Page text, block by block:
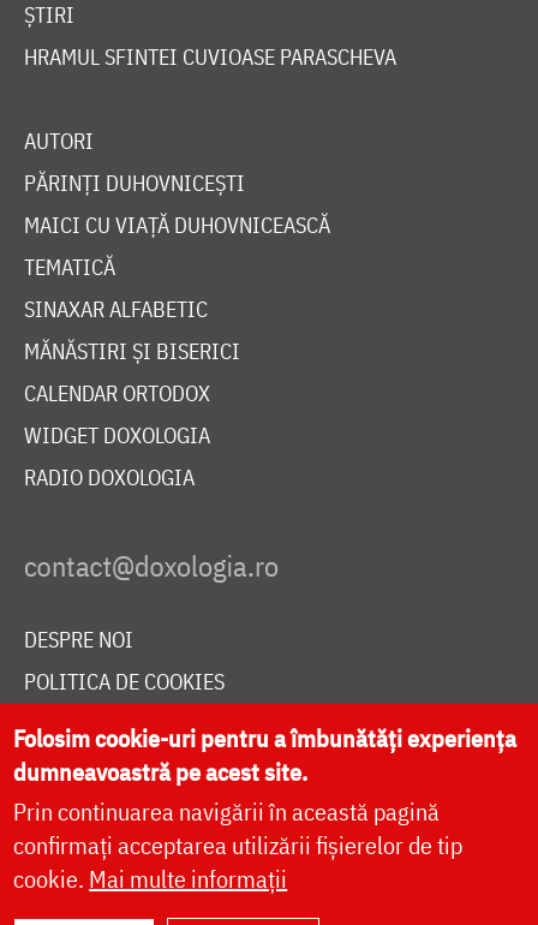
ȘTIRI
HRAMUL SFINTEI CUVIOASE PARASCHEVA
AUTORI
PĂRINȚI DUHOVNICEȘTI
MAICI CU VIAȚĂ DUHOVNICEASCĂ
TEMATICĂ
SINAXAR ALFABETIC
MĂNĂSTIRI ȘI BISERICI
CALENDAR ORTODOX
WIDGET DOXOLOGIA
RADIO DOXOLOGIA
DESPRE NOI
POLITICA DE COOKIES
DONEAZĂ ONLINE PENTRU CATEDRALA NAȚIONALĂ
LIVE
Folosim cookie-uri pentru a îmbunătăți experiența
dumneavoastră pe acest site.
Prin continuarea navigării în această pagină
confirmați acceptarea utilizării fișierelor de tip
cookie. Mai multe informații